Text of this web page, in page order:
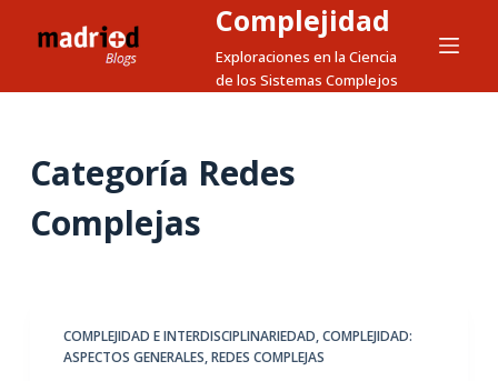
Complejidad
Exploraciones en la Ciencia
de los Sistemas Complejos
Categoría Redes
Complejas
COMPLEJIDAD E INTERDISCIPLINARIEDAD,COMPLEJIDAD:
ASPECTOS GENERALES,REDES COMPLEJAS